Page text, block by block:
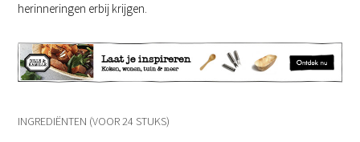
herinneringen erbij krijgen.
INGREDIËNTEN (VOOR 24 STUKS)